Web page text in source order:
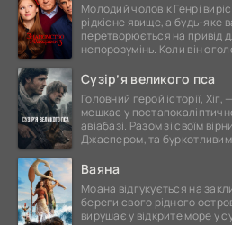
Молодий чоловік Генрі
рідкісне явище, а будь-яке
перетворюється на привід
непорозумінь. Коли він
Сузір’я великого пса
Головний герой історії, Хіг,
мешкає у
авіабазі. Разом зі своїм
Джаспером, та
Ваяна
Моана відгукується на
береги свого рідного
вирушає у відкрите море у